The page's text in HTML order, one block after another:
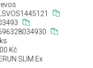
Kč
SLIM Ex